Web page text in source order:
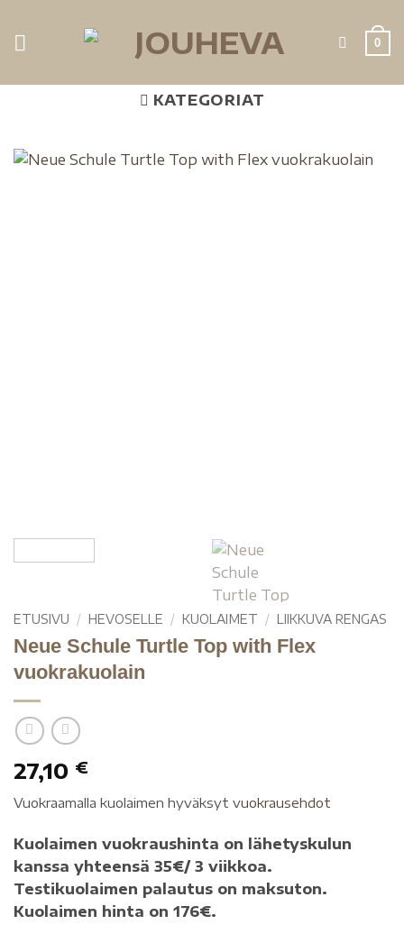
0
KATEGORIAT
ETUSIVU / HEVOSELLE / KUOLAIMET / LIIKKUVA RENGAS
Neue Schule Turtle Top with Flex
vuokrakuolain
27,10 €
Vuokraamalla kuolaimen hyväksyt vuokrausehdot
Kuolaimen vuokraushinta on lähetyskulun
kanssa yhteensä 35€/ 3 viikkoa.
Testikuolaimen palautus on maksuton.
Kuolaimen hinta on 176€.